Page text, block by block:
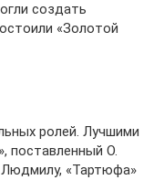
создать
«Золотой
ролей. Лучшими
поставленный О.
Людмилу, «Тартюфа»